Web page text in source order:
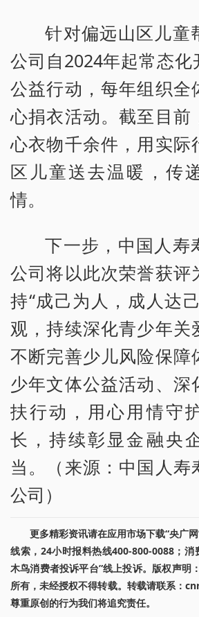
针对偏远山区儿童
公司自2024年起常态化
公益行动，每年组织全
心捐衣活动。截至目前
心衣物千余件，用实际
区儿童送去温暖，传
情。
下一步，中国人寿
公司将以此次荣誉获评
持“成己为人，成人达
观，持续深化青少年关
不断完善少儿风险保障
少年文体公益活动、深
扶行动，用心用情守
长，持续彰显金融央
当。（来源：中国人寿
公司）
更多精彩资讯请在应用市场下载“央广
线索，24小时报料热线400-800-0088；消
木鸟消费者投诉平台”线上投诉。版权声明
所有，未经授权不得转载。转载请联系：
尊重原创的行为我们将追究责任。